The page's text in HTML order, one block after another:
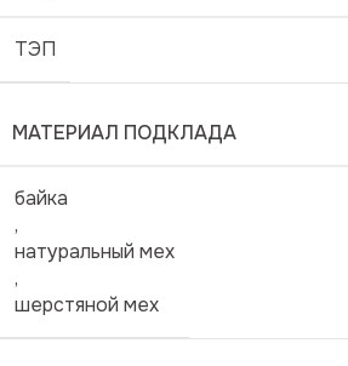
ТЭП
МАТЕРИАЛ ПОДКЛАДА
байка
,
натуральный мех
,
шерстяной мех